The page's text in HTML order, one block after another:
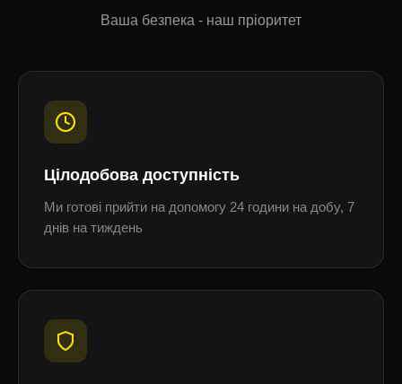
Ваша безпека - наш пріоритет
Цілодобова доступність
Ми готові прийти на допомогу 24 години на добу, 7
днів на тиждень